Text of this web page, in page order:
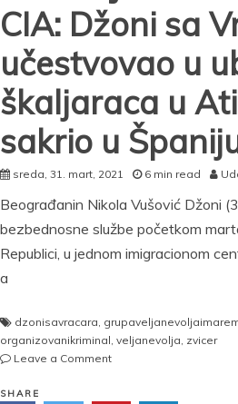
CIA: Džoni sa
učestvovao u
škaljaraca u
sakrio u
sreda, 31. mart, 2021 6 min read
Beograđanin Nikola Vušović Džoni
bezbednosne službe početkom
Republici, u jednom imigracionom
a
dzonisavracara,
organizovanikriminal, veljanevolja, zvicer
Leave a Commenton
SHARE